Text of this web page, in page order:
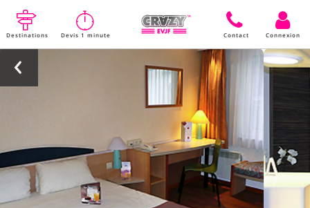
Destinations Devis 1 minute Contact Connexion